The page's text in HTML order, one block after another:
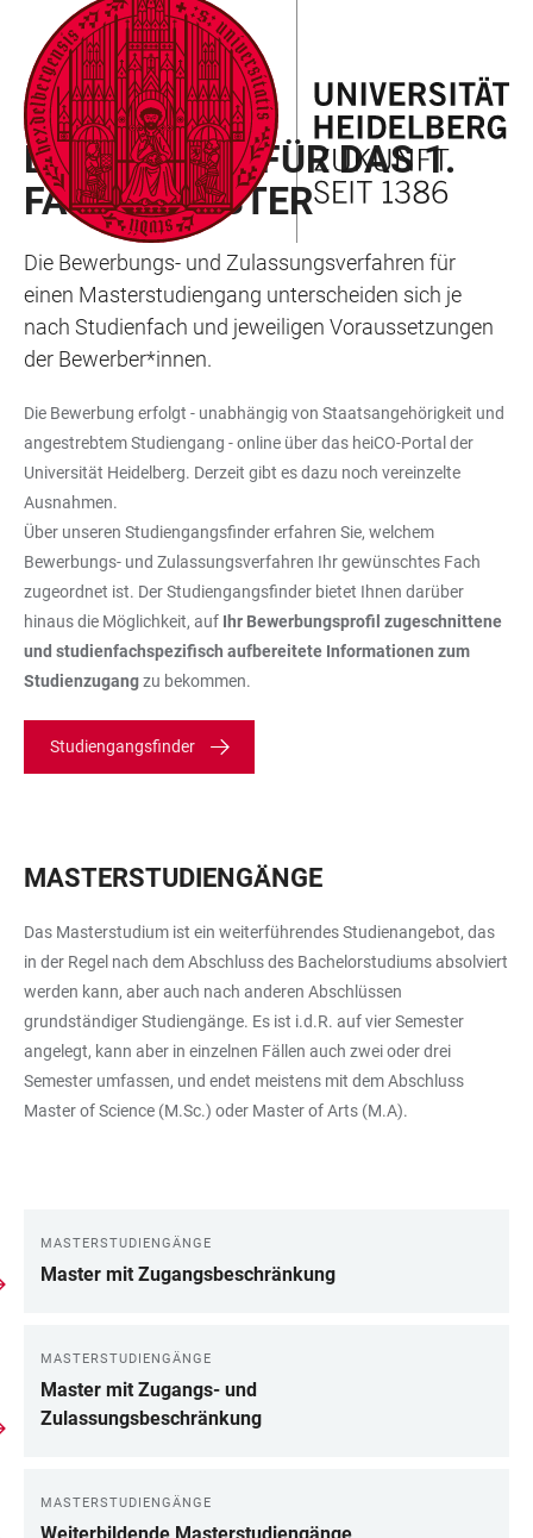
LINKS
ZUR
BARRIEREFREIHEIT
ZUM
HAUPTINHALT
HAUPTNAVIGATION
ÖFFNEN
WEBSEITENSUCHE
ÖFFNEN
MASTERSTUDIENGÄNGE
BEWERBUNG FÜR DAS 1.
FACHSEMESTER
Die Bewerbungs- und Zulassungsverfahren für
einen Masterstudiengang unterscheiden sich je
nach Studienfach und jeweiligen Voraussetzungen
der Bewerber*innen.
Die Bewerbung erfolgt - unabhängig von Staatsangehörigkeit und
angestrebtem Studiengang - online über das heiCO-Portal der
Universität Heidelberg. Derzeit gibt es dazu noch vereinzelte
Ausnahmen.
Über unseren Studiengangsfinder erfahren Sie, welchem
Bewerbungs- und Zulassungsverfahren Ihr gewünschtes Fach
zugeordnet ist. Der Studiengangsfinder bietet Ihnen darüber
hinaus die Möglichkeit, auf Ihr Bewerbungsprofil zugeschnittene
und studienfachspezifisch aufbereitete Informationen zum
Studienzugangzu bekommen.
Studiengangsfinder
MASTERSTUDIENGÄNGE
Das Masterstudium ist ein weiterführendes Studienangebot, das
in der Regel nach dem Abschluss des Bachelorstudiums absolviert
werden kann, aber auch nach anderen Abschlüssen
grundständiger Studiengänge. Es ist i.d.R. auf vier Semester
angelegt, kann aber in einzelnen Fällen auch zwei oder drei
Semester umfassen, und endet meistens mit dem Abschluss
Master of Science (M.Sc.) oder Master of Arts (M.A).
LINKS
MASTERSTUDIENGÄNGE
Master mit Zugangsbeschränkung
MASTERSTUDIENGÄNGE
Master mit Zugangs- und
Zulassungsbeschränkung
MASTERSTUDIENGÄNGE